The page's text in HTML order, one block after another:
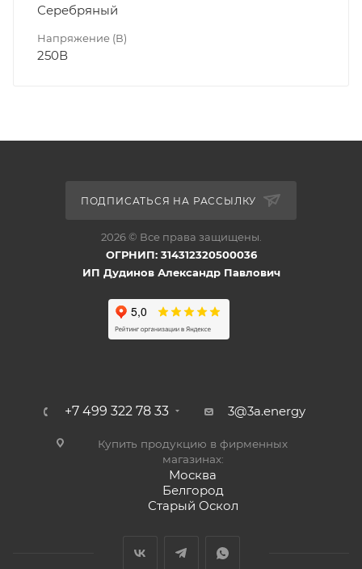
Серебряный
Напряжение (В)
250В
ПОДПИСАТЬСЯ НА РАССЫЛКУ
2026 © Все права защищены.
ОГРНИП: 314312320500036
ИП Дудинов Александр Павлович
+7 499 322 78 33 3@3a.energy
Купить продукцию в фирменных
магазинах:
Москва
Белгород
Старый Оскол